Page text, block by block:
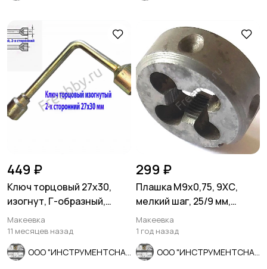
449 ₽
Ключ торцовый 27х30,
изогнут, Г-образный,
оцинкован, сделано в
СССР.
Макеевка
11 месяцев назад
299 ₽
Плашка М9х0,75, 9ХС,
мелкий шаг, 25/9 мм,
СССР.
Макеевка
1 год назад